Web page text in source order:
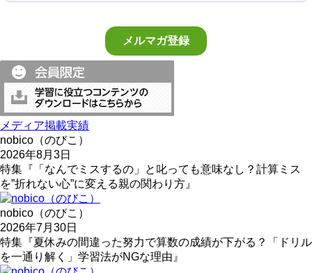
メディア掲載実績
nobico（のびこ）
2026年8月3日
特集『「なんでミスするの」と叱っても意味なし？計算ミス
を”折れない心”に変える親の関わり方』
nobico（のびこ）
2026年7月30日
特集『夏休みの間違った努力で算数の成績が下がる？「ドリル
を一通り解く」学習法がNGな理由』